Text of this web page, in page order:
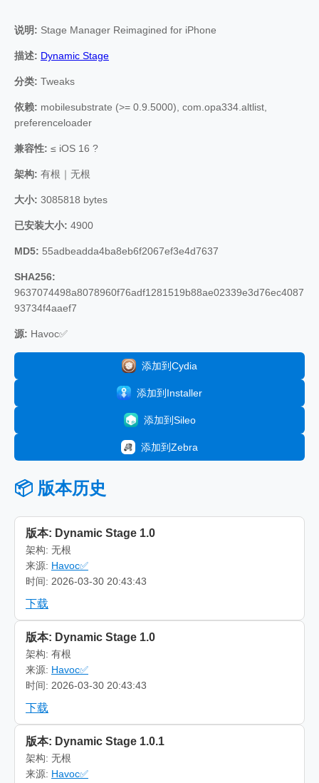
说明: Stage Manager Reimagined for iPhone
描述: Dynamic Stage
分类: Tweaks
依赖: mobilesubstrate (>= 0.9.5000), com.opa334.altlist,
preferenceloader
兼容性: ≤ iOS 16 ?
架构: 有根｜无根
大小: 3085818 bytes
已安装大小: 4900
MD5: 55adbeadda4ba8eb6f2067ef3e4d7637
SHA256:
9637074498a8078960f76adf1281519b88ae02339e3d76ec4087
93734f4aaef7
源: Havoc✅
添加到Cydia
添加到Installer
添加到Sileo
添加到Zebra
📦 版本历史
版本: Dynamic Stage 1.0
架构: 无根
来源: Havoc✅
时间: 2026-03-30 20:43:43
下载
版本: Dynamic Stage 1.0
架构: 有根
来源: Havoc✅
时间: 2026-03-30 20:43:43
下载
版本: Dynamic Stage 1.0.1
架构: 无根
来源: Havoc✅